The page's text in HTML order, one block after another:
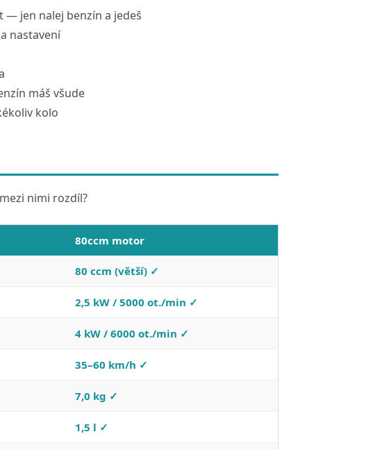
— jen nalej benzín a jedeš
nastavení
máš všude
kolo
nimi rozdíl?
80ccm motor
80 ccm (větší) ✓
2,5 kW / 5000 ot./min ✓
4 kW / 6000 ot./min ✓
35–60 km/h ✓
7,0 kg ✓
1,5 l ✓